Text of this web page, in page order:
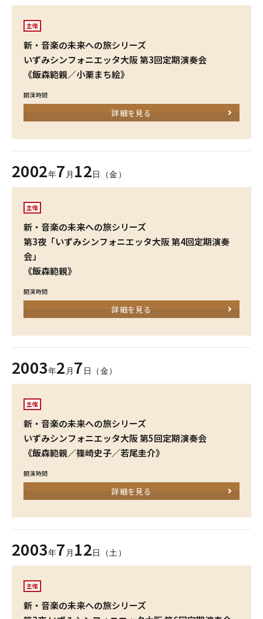
主催
新・音楽の未来への旅シリーズ
いずみシンフォニエッタ大阪 第3回定期演奏会
《飯森範親／小栗まち絵》
開演時間
詳細を見る
2002年7 月 12日（金）
主催
新・音楽の未来への旅シリーズ
第3夜「いずみシンフォニエッタ大阪 第4回定期演奏
会」
《飯森範親》
開演時間
詳細を見る
2003年2 月 7 日（金）
主催
新・音楽の未来への旅シリーズ
いずみシンフォニエッタ大阪 第5回定期演奏会
《飯森範親／篠崎史子／若尾圭介》
開演時間
詳細を見る
2003年7 月 12日（土）
主催
新・音楽の未来への旅シリーズ